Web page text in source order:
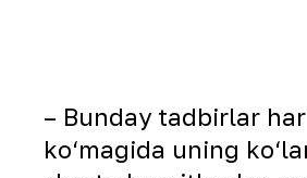
– Bunday tadbirlar
ko‘magida uning